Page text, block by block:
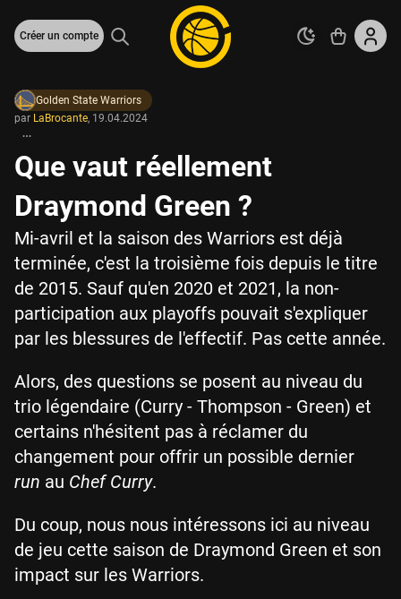
Créer un compte
Golden State Warriors
par LaBrocante, 19.04.2024
Que vaut réellement
Draymond Green ?
Mi-avril et la saison des Warriors est déjà
terminée, c'est la troisième fois depuis le titre
de 2015. Sauf qu'en 2020 et 2021, la non-
participation aux playoffs pouvait s'expliquer
par les blessures de l'effectif. Pas cette année.
Alors, des questions se posent au niveau du
trio légendaire (Curry - Thompson - Green) et
certains n'hésitent pas à réclamer du
changement pour offrir un possible dernier
run au Chef Curry.
Du coup, nous nous intéressons ici au niveau
de jeu cette saison de Draymond Green et son
impact sur les Warriors.